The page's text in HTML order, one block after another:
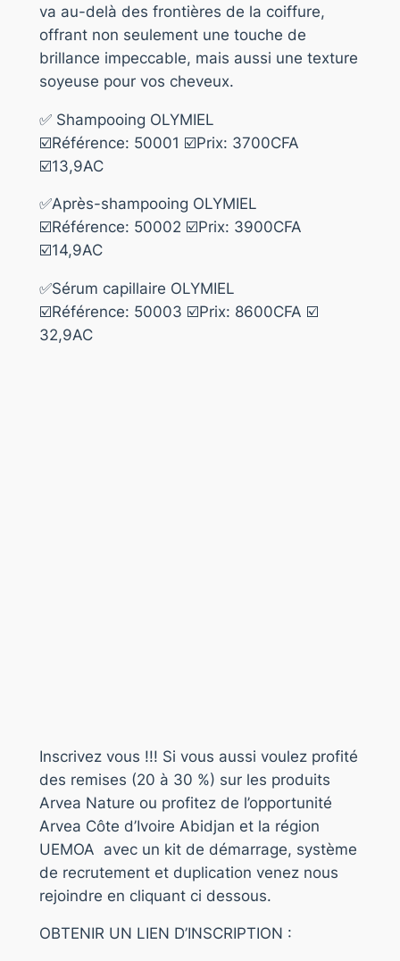
va au-delà des frontières de la coiffure,
offrant non seulement une touche de
brillance impeccable, mais aussi une texture
soyeuse pour vos cheveux.
✅ Shampooing OLYMIEL
☑️Référence: 50001 ☑️Prix: 3700CFA
☑️13,9AC
✅Après-shampooing OLYMIEL
☑️Référence: 50002 ☑️Prix: 3900CFA
☑️14,9AC
✅Sérum capillaire OLYMIEL
☑️Référence: 50003 ☑️Prix: 8600CFA ☑️
32,9AC
Inscrivez vous !!! Si vous aussi voulez profité
des remises (20 à 30 %) sur les produits
Arvea Nature ou profitez de l’opportunité
Arvea Côte d’Ivoire Abidjan et la région
UEMOA avec un kit de démarrage, système
de recrutement et duplication venez nous
rejoindre en cliquant ci dessous.
OBTENIR UN LIEN D’INSCRIPTION :